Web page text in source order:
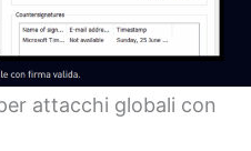
attacchi globali con